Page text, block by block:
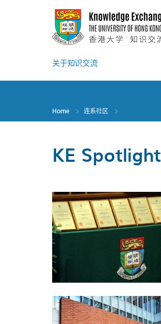
关于知识交流
Home 连系社区
KE Spotlight